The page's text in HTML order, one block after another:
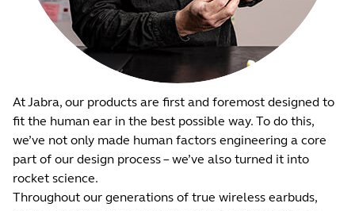
At Jabra, our products are first and foremost designed to
fit the human ear in the best possible way. To do this,
we’ve not only made human factors engineering a core
part of our design process – we’ve also turned it into
rocket science.
Throughout our generations of true wireless earbuds,